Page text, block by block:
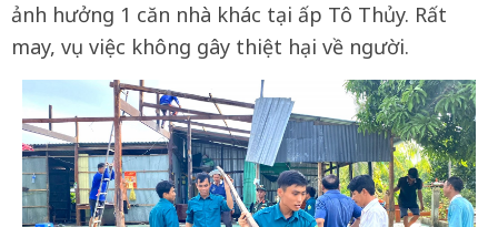
ảnh hưởng 1 căn nhà khác tại ấp Tô Thủy. Rất
may, vụ việc không gây thiệt hại về người.